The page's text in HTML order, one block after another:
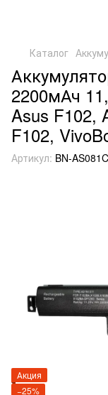
Каталог
2200мАч
Asus F102,
F102,
Артикул: BN-
Акция
−25%